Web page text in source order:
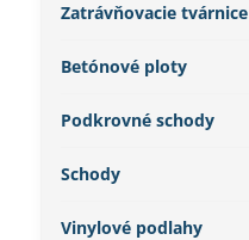
Zatrávňovacie tvárnice
Betónové ploty
Podkrovné schody
Schody
Vinylové podlahy